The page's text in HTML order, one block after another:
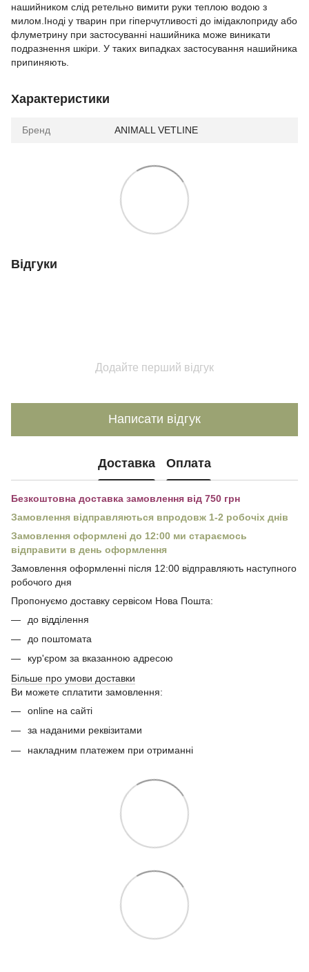
нашийником слід ретельно вимити руки теплою водою з
милом.Іноді у тварин при гіперчутливості до імідаклоприду або
флуметрину при застосуванні нашийника може виникати
подразнення шкіри. У таких випадках застосування нашийника
припиняють.
Характеристики
Бренд ANIMALL VETLINE
Відгуки
Додайте перший відгук
Написати відгук
Доставка Оплата
Безкоштовна доставка замовлення від 750 грн
Замовлення відправляються впродовж 1-2 робочіх днів
Замовлення оформлені до 12:00 ми стараємось
відправити в день оформлення
Замовлення оформленні після 12:00 відправляють наступного
робочого дня
Пропонуємо доставку сервісом Нова Пошта:
до відділення
до поштомата
кур'єром за вказанною адресою
Більше про умови доставки
Ви можете сплатити замовлення:
online на сайті
за наданими реквізитами
накладним платежем при отриманні